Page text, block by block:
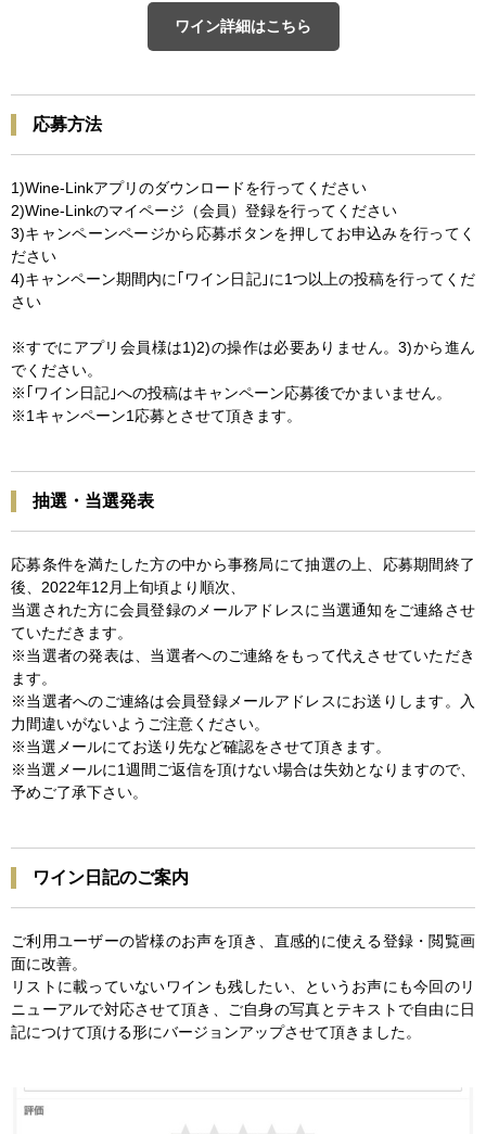
ワイン詳細はこちら
応募方法
1)Wine-Linkアプリのダウンロードを行ってください
2)Wine-Linkのマイページ（会員）登録を行ってください
3)キャンペーンページから応募ボタンを押してお申込みを行ってく
ださい
4)キャンペーン期間内に｢ワイン日記｣に1つ以上の投稿を行ってくだ
さい
※すでにアプリ会員様は1)2)の操作は必要ありません。3)から進ん
でください。
※｢ワイン日記｣への投稿はキャンペーン応募後でかまいません。
※1キャンペーン1応募とさせて頂きます。
抽選・当選発表
応募条件を満たした方の中から事務局にて抽選の上、応募期間終了
後、2022年12月上旬頃より順次、
当選された方に会員登録のメールアドレスに当選通知をご連絡させ
ていただきます。
※当選者の発表は、当選者へのご連絡をもって代えさせていただき
ます。
※当選者へのご連絡は会員登録メールアドレスにお送りします。入
力間違いがないようご注意ください。
※当選メールにてお送り先など確認をさせて頂きます。
※当選メールに1週間ご返信を頂けない場合は失効となりますので、
予めご了承下さい。
ワイン日記のご案内
ご利用ユーザーの皆様のお声を頂き、直感的に使える登録・閲覧画
面に改善。
リストに載っていないワインも残したい、というお声にも今回のリ
ニューアルで対応させて頂き、ご自身の写真とテキストで自由に日
記につけて頂ける形にバージョンアップさせて頂きました。